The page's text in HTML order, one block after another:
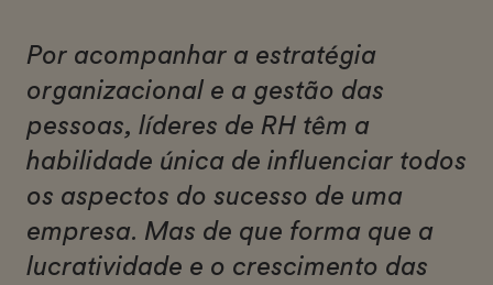
Por acompanhar a estratégia
organizacional e a gestão das
pessoas, líderes de RH têm a
habilidade única de influenciar todos
os aspectos do sucesso de uma
empresa. Mas de que forma que a
lucratividade e o crescimento das